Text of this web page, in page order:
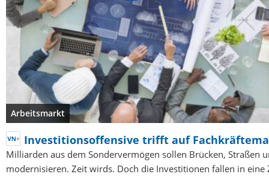
Arbeitsmarkt
Investitionsoffensive trifft auf
Milliarden aus dem Sondervermögen sollen Brücken, Straßen
modernisieren. Zeit wirds. Doch die Investitionen fallen in eine